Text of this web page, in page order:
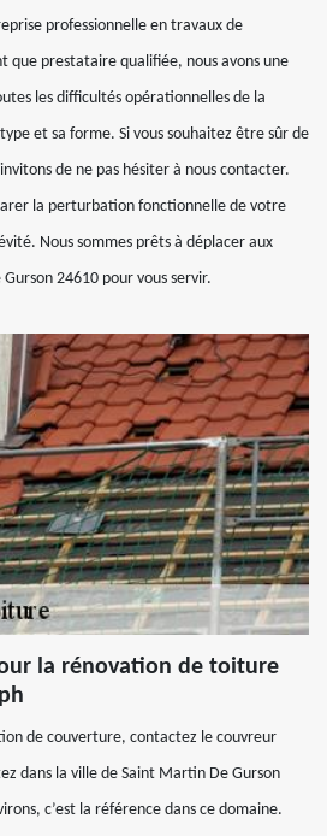
professionnelle en travaux de
que prestataire qualifiée, nous avons une
les difficultés opérationnelles de la
et sa forme. Si vous souhaitez être sûr de
de ne pas hésiter à nous contacter.
la perturbation fonctionnelle de votre
Nous sommes prêts à déplacer aux
24610 pour vous servir.
la rénovation de toiture
de couverture, contactez le couvreur
dans la ville de Saint Martin De Gurson
c’est la référence dans ce domaine.